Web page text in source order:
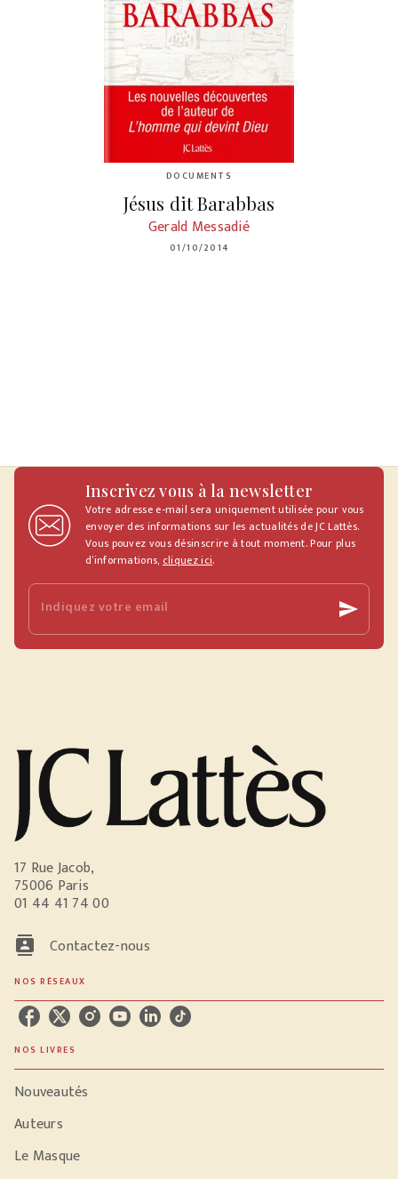
DOCUMENTS
Jésus dit Barabbas
Gerald Messadié
01/10/2014
Inscrivez vous à la newsletter
Votre adresse e-mail sera uniquement utilisée pour vous
envoyer des informations sur les actualités de JC Lattès.
Vous pouvez vous désinscrire à tout moment. Pour plus
d’informations,cliquez ici.
Indiquez votre email send
17 Rue Jacob,
75006 Paris
01 44 41 74 00
contacts Contactez-nous
NOS RÉSEAUX
NOS LIVRES
Nouveautés
Auteurs
Le Masque